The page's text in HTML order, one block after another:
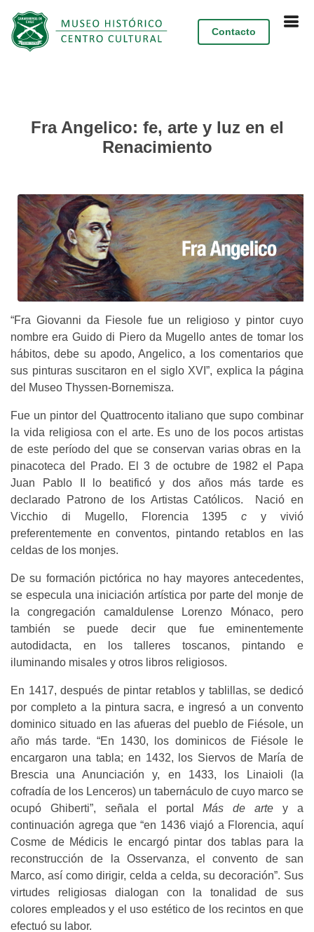
Contacto
Fra Angelico: fe, arte y luz en el
Renacimiento
“Fra Giovanni da Fiesole fue un religioso y pintor cuyo
nombre era Guido di Piero da Mugello antes de tomar los
hábitos, debe su apodo, Angelico, a los comentarios que
sus pinturas suscitaron en el siglo XVI”, explica la página
del Museo Thyssen-Bornemisza.
Fue un pintor del Quattrocento italiano que supo combinar
la vida religiosa con el arte. Es uno de los pocos artistas
de este período del que se conservan varias obras en la
pinacoteca del Prado. El 3 de octubre de 1982 el Papa
Juan Pablo II lo beatificó y dos años más tarde es
declarado Patrono de los Artistas Católicos. Nació en
Vicchio di Mugello, Florencia 1395c y vivió
preferentemente en conventos, pintando retablos en las
celdas de los monjes.
De su formación pictórica no hay mayores antecedentes,
se especula una iniciación artística por parte del monje de
la congregación camaldulense Lorenzo Mónaco, pero
también se puede decir que fue eminentemente
autodidacta, en los talleres toscanos, pintando e
iluminando misales y otros libros religiosos.
En 1417, después de pintar retablos y tablillas, se dedicó
por completo a la pintura sacra, e ingresó a un convento
dominico situado en las afueras del pueblo de Fiésole, un
año más tarde. “En 1430, los dominicos de Fiésole le
encargaron una tabla; en 1432, los Siervos de María de
Brescia una Anunciación y, en 1433, los Linaioli (la
cofradía de los Lenceros) un tabernáculo de cuyo marco se
ocupó Ghiberti”, señala el portalMás de arte y a
continuación agrega que “en 1436 viajó a Florencia, aquí
Cosme de Médicis le encargó pintar dos tablas para la
reconstrucción de la Osservanza, el convento de san
Marco, así como dirigir, celda a celda, su decoración”. Sus
virtudes religiosas dialogan con la tonalidad de sus
colores empleados y el uso estético de los recintos en que
efectuó su labor.